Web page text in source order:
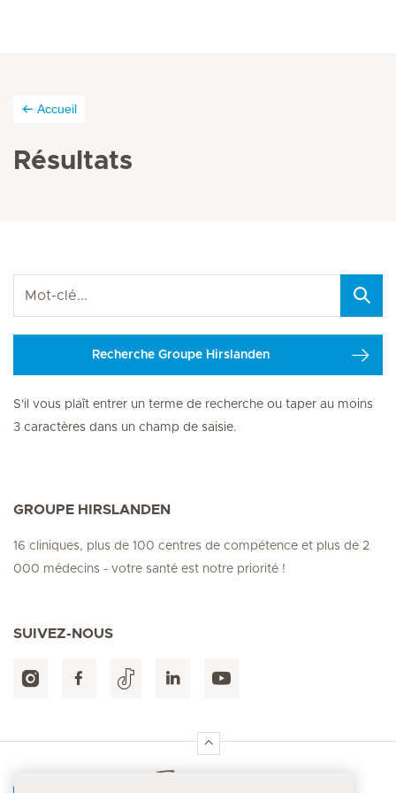
Accueil
Résultats
Recherche Groupe Hirslanden
S'il vous plaît entrer un terme de recherche ou taper au moins
3 caractères dans un champ de saisie.
GROUPE HIRSLANDEN
16 cliniques, plus de 100 centres de compétence et plus de 2
000 médecins - votre santé est notre priorité !
SUIVEZ-NOUS